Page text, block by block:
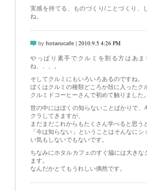
実感を持てる、ものづくり/ことづくり、
ね。
by hotarucafe | 2010.9.5 4:26 PM
やっぱり素手でクルミを割る方はあま
ね、、、。
そしてクルミにもいろいろあるのですね。
ぼくはクルミの種類どころか殻に入ったク
クルミドコーヒーさんで初めて触りました。
世の中にはぼくの知らないことばかりで、
クラしてきますが、
まだまだこれからもたくさん学べると思う
「今は知らない」ということはそんなにシ
い気もしないでもないです。
ちなみにホタルカフェのすぐ脇には大きな
ます。
なんだかとてもうれしい偶然です。